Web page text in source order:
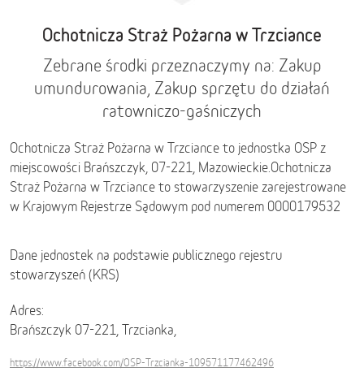
Ochotnicza Straż Pożarna w Trzciance
Zebrane środki przeznaczymy na: Zakup
umundurowania, Zakup sprzętu do działań
ratowniczo-gaśniczych
Ochotnicza Straż Pożarna w Trzciance to jednostka OSP z
miejscowości Brańszczyk, 07-221, Mazowieckie.Ochotnicza
Straż Pożarna w Trzciance to stowarzyszenie zarejestrowane
w Krajowym Rejestrze Sądowym pod numerem 0000179532
Dane jednostek na podstawie publicznego rejestru
stowarzyszeń (KRS)
Adres:
Brańszczyk 07-221, Trzcianka,
https://www.facebook.com/OSP-Trzcianka-109571177462496